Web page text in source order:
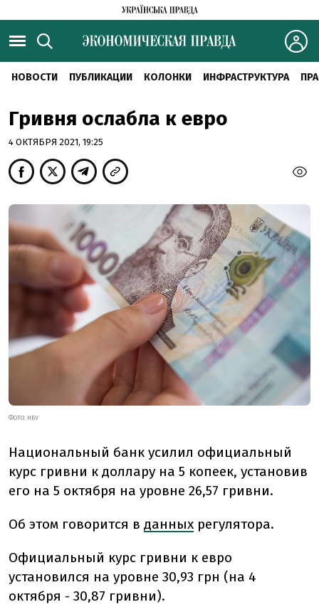
НОВОСТИ ПУБЛИКАЦИИ КОЛОНКИ ИНФРАСТРУКТУРА
Гривня ослабла к евро
4 ОКТЯБРЯ 2021, 19:25
ФОТО: НБУ
Национальный банк усилил официальный
курс гривни к доллару на 5 копеек, установив
его на 5 октября на уровне 26,57 гривни.
Об этом говорится в данных регулятора.
Официальный курс гривни к евро
установился на уровне 30,93 грн (на 4
октября - 30,87 гривни).